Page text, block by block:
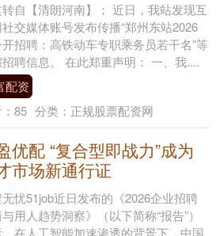
自【清朗河南】； 近日，我站发现互
交媒体账号发布传播“郑州东站2026
招聘：高铁动车专职乘务员若干名”等
招聘信息。 在此郑重声明： 一、我....
配资
85 分类： 正规股票配资网
优配 “复合型即战力”成为
市场新通行证
忧51job近日发布的《2026企业招聘
用人趋势洞察》（以下简称“报告”）
，在人工智能加速渗透的背景下，中国